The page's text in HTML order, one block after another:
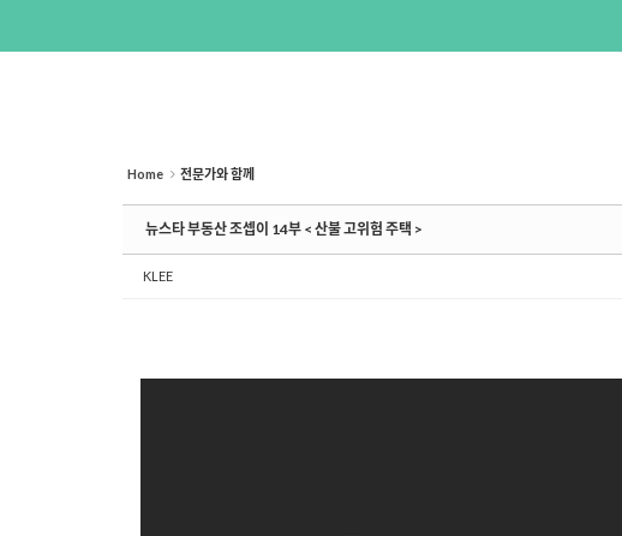
Home 전문가와 함께
뉴스타 부동산 조셉이 14부 < 산불 고위험 주택 >
KLEE